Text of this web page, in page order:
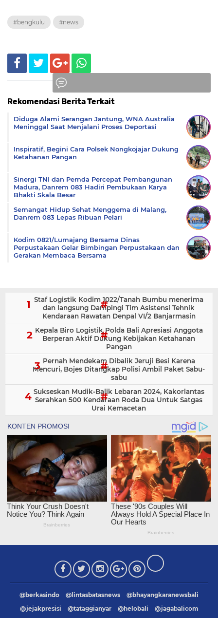
#bengkulu #news
Rekomendasi Berita Terkait
Diduga Alami Serangan Jantung, WNA Australia
Meninggal Saat Menjalani Proses Deportasi
Inspiratif, Begini Cara Polsek Nongkojajar Dukung
Ketahanan Pangan
Sinergi TNI dan Pemda Percepat Pembangunan
Madura, Danrem 083 Hadiri Pembukaan Karya
Bhakti Skala Besar
Semangat Hidup Sehat Menggema di Malang,
Danrem 083 Lepas Ribuan Pelari
Kodim 0821/Lumajang Bersama Dinas
Perpustakaan Gelar Bimbingan Perpustakaan dan
Gerakan Membaca Bersama
Staf Logistik Kodim 1022/Tanah Bumbu menerima
dan langsung Dampingi Tim Asistensi Tehnik
Kendaraan Rawatan Denpal VI/2 Banjarmasin
Kepala Biro Logistik Polda Bali Apresiasi Anggota
Berperan Aktif Dukung Kebijakan Ketahanan
Pangan
Pernah Mendekam Dibalik Jeruji Besi Karena
Mencuri, Bojes Ditangkap Polisi Ambil Paket Sabu-
sabu
Sukseskan Mudik-Balik Lebaran 2024, Kakorlantas
Serahkan 500 Kendaraan Roda Dua Untuk Satgas
Urai Kemacetan
@berkasindo @lintasbatasnews
@bhayangkaranewsbali
@jejakpresisi
@tataggianyar @helobali @jagabalicom